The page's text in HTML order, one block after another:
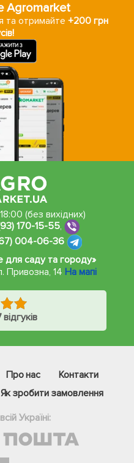
Agromarket
та отримайте+200 грн
(без вихідних)
170-15-55,
004-06-36
для саду та городу»
Привозна, 14 На мапі
Про нас
Контакти
Як зробити замовлення
Україні: